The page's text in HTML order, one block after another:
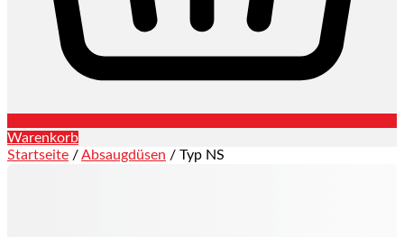
Warenkorb
Startseite /Absaugdüsen / Typ NS